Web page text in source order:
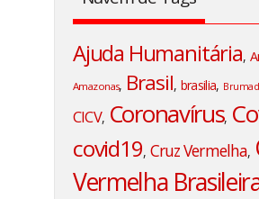
Ajuda Humanitária,
Amazonas, Brasil, brasilia,
CICV, Coronavírus,
covid19, Cruz Vermelha,
Vermelha